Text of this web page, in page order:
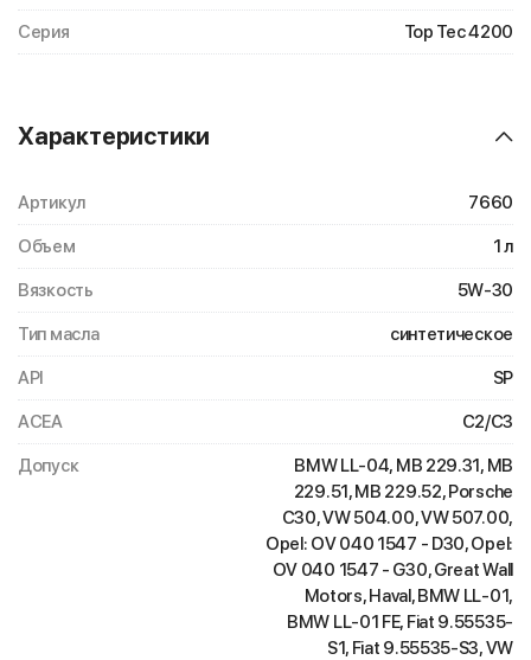
Серия Top Tec 4200
Характеристики
Артикул 7660
Объем 1 л
Вязкость 5W-30
Тип масла синтетическое
API SP
ACEA C2/C3
Допуск
BMW LL-04, MB 229.31, MB
229.51, MB 229.52, Porsche
C30, VW 504.00, VW 507.00,
Opel: OV 040 1547 - D30, Opel:
OV 040 1547 - G30, Great Wall
Motors, Haval, BMW LL-01,
BMW LL-01 FE, Fiat 9.55535-
S1, Fiat 9.55535-S3, VW